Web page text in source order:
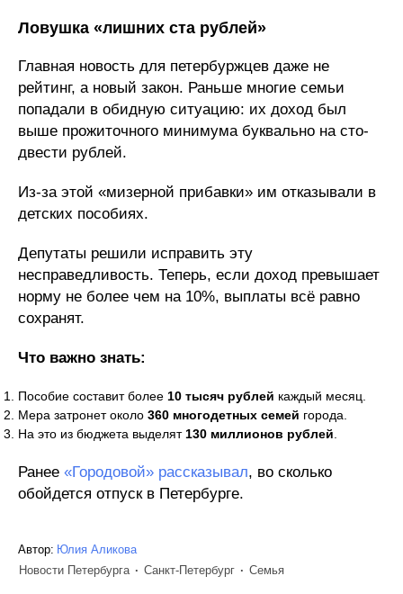
Ловушка «лишних ста рублей»
Главная новость для петербуржцев даже не
рейтинг, а новый закон. Раньше многие семьи
попадали в обидную ситуацию: их доход был
выше прожиточного минимума буквально на сто-
двести рублей.
Из-за этой «мизерной прибавки» им отказывали в
детских пособиях.
Депутаты решили исправить эту
несправедливость. Теперь, если доход превышает
норму не более чем на 10%, выплаты всё равно
сохранят.
Что важно знать:
Пособие составит более 10 тысяч рублей каждый месяц.
Мера затронет около 360 многодетных семей города.
На это из бюджета выделят 130 миллионов рублей
Ранее «Городовой» рассказывал, во сколько
обойдется отпуск в Петербурге.
Автор: Юлия Аликова
Новости Петербурга
Санкт-Петербург Семья